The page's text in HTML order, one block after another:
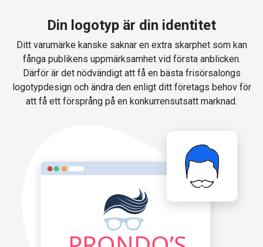
Din logotyp är din identitet
Ditt varumärke kanske saknar en extra skarphet som kan
fånga publikens uppmärksamhet vid första anblicken.
Därför är det nödvändigt att få en bästa frisörsalongs
logotypdesign och ändra den enligt ditt företags behov för
att få ett försprång på en konkurrensutsatt marknad.